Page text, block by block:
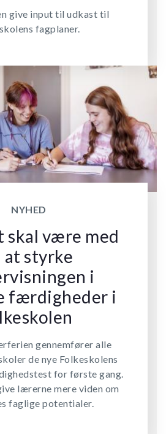
give input til udkast til
fagplaner.
NYHED
skal være med
styrke
i
færdigheder i
gennemfører alle
de nye Folkeskolens
for første gang.
lærerne mere viden om
faglige potentialer.